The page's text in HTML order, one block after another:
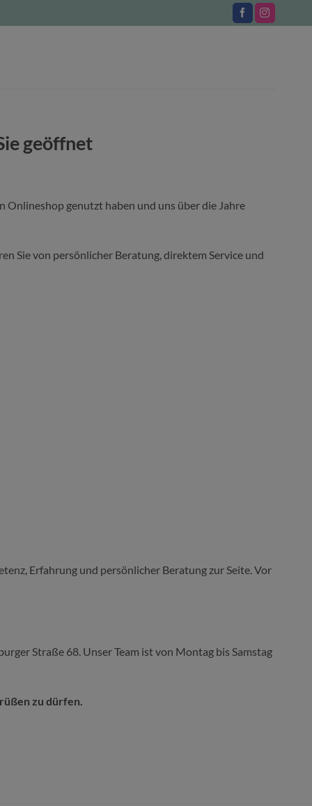
geöffnet
Onlineshop genutzt haben und uns über die Jahre
Sie von persönlicher Beratung, direktem Service und
Erfahrung und persönlicher Beratung zur Seite. Vor
Straße 68. Unser Team ist von Montag bis Samstag
zu dürfen.